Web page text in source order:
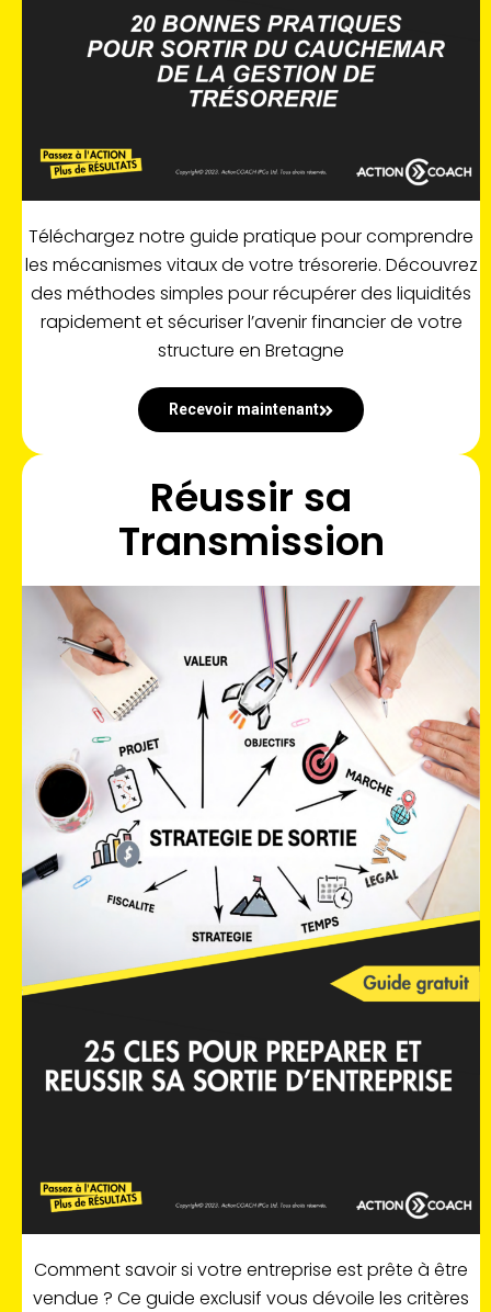
Téléchargez notre guide pratique pour comprendre
les mécanismes vitaux de votre trésorerie. Découvrez
des méthodes simples pour récupérer des liquidités
rapidement et sécuriser l’avenir financier de votre
structure en Bretagne
Recevoir maintenant
Réussir sa
Transmission
Comment savoir si votre entreprise est prête à être
vendue ? Ce guide exclusif vous dévoile les critères